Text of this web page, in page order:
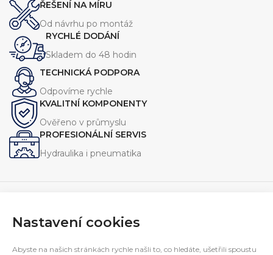
Nastavení cookies
Abyste na našich stránkách rychle našli to, co hledáte, ušetřili spoustu
kvalitním materiálům nabízí
dlouhou životnost a
kompatibilitu s širokou škálou
hydraulických systémů.
ŘEŠENÍ NA MÍRU
Od návrhu po montáž
RYCHLÉ DODÁNÍ
Skladem do 48 hodin
TECHNICKÁ PODPORA
Odpovíme rychle
KVALITNÍ KOMPONENTY
Ověřeno v průmyslu
PROFESIONÁLNÍ SERVIS
Hydraulika i pneumatika
Specializujeme se na jednoúčelové stroje, hydraulické